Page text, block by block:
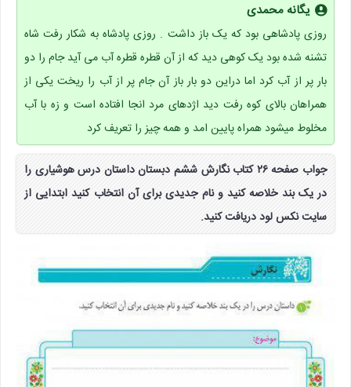
یگانه محمدی
روزی پادشاهی بود که یک باز داشت . روزی پادشاه به شکار رفت شاه
تشنه شده بود یک کوهی دید که از آن قطره قطره آب می آید جام را دو
بار پر از آب کرد اما دراین دو بار باز آن جام پر از آب را ریخت یکی از
همراهان بالای کوه رفت دید اژدهای مرد انجا افتاده است و زه با آب
مخلوط میشود همراه پایین امد و همه چیز را تعریف کرد
جواب صفحه ۲۶ کتاب نگارش ششم دبستان داستان درس هوشیاری را
در یک بند خلاصه کنید و نام جدیدی برای آن انتخاب کنید ابتدایی از
سایت نکس لود دریافت کنید.